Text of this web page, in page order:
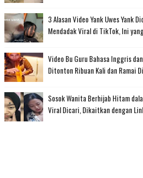
3 Alasan Video Yank Uwes Yank
Mendadak Viral di TikTok, Ini
Video Bu Guru Bahasa Inggris
Ditonton Ribuan Kali dan Ramai
Sosok Wanita Berhijab Hitam
Viral Dicari, Dikaitkan dengan